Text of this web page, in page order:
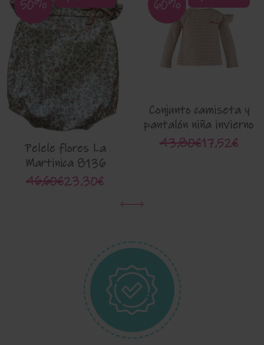
50%
Pelele flores La
Martinica 8136
46,60€23,30€
60%
Conjunto camiseta y
pantalón niña invierno
Miranda 0620-2
43,80€17,52€